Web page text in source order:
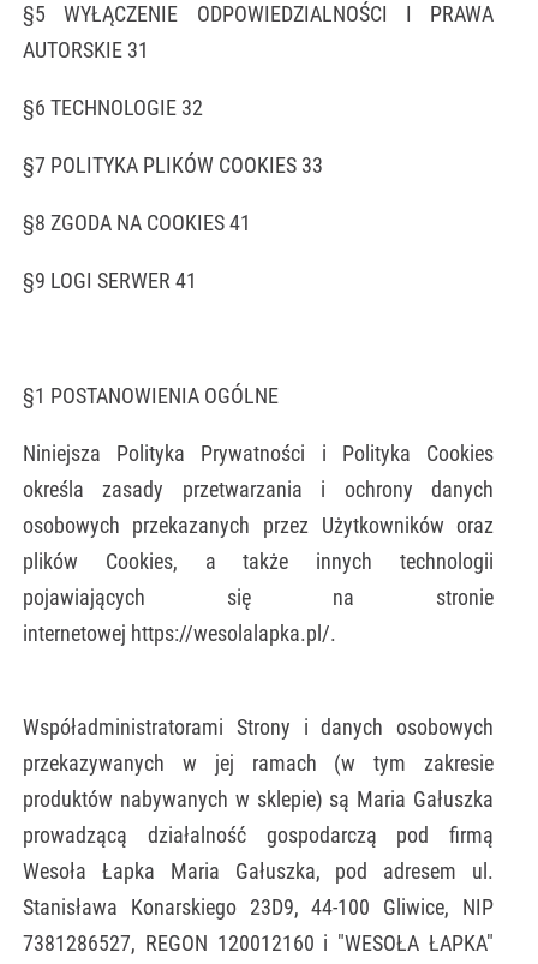
§5 WYŁĄCZENIE ODPOWIEDZIALNOŚCI I PRAWA
AUTORSKIE 31
§6 TECHNOLOGIE 32
§7 POLITYKA PLIKÓW COOKIES 33
§8 ZGODA NA COOKIES 41
§9 LOGI SERWER 41
§1 POSTANOWIENIA OGÓLNE
Niniejsza Polityka Prywatności i Polityka Cookies
określa zasady przetwarzania i ochrony danych
osobowych przekazanych przez Użytkowników oraz
plików Cookies, a także innych technologii
pojawiających się na stronie
internetowej https://wesolalapka.pl/.
Współadministratorami Strony i danych osobowych
przekazywanych w jej ramach (w tym zakresie
produktów nabywanych w sklepie) są Maria Gałuszka
prowadzącą działalność gospodarczą pod firmą
Wesoła Łapka Maria Gałuszka, pod adresem ul.
Stanisława Konarskiego 23D9, 44-100 Gliwice, NIP
7381286527, REGON 120012160 i "WESOŁA ŁAPKA"